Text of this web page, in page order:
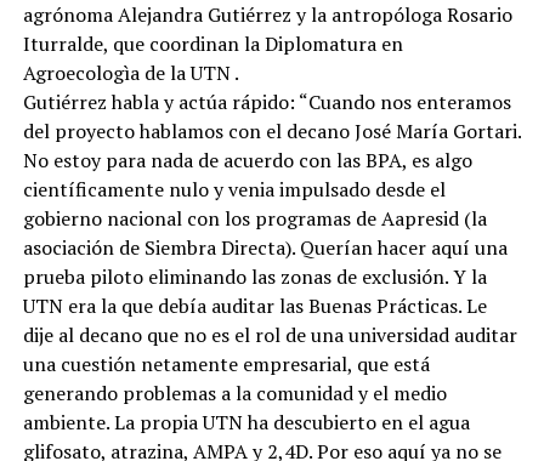
agrónoma Alejandra Gutiérrez y la antropóloga Rosario
Iturralde, que coordinan la Diplomatura en
Agroecologìa de la UTN .
Gutiérrez habla y actúa rápido: “Cuando nos enteramos
del proyecto hablamos con el decano José María Gortari.
No estoy para nada de acuerdo con las BPA, es algo
científicamente nulo y venia impulsado desde el
gobierno nacional con los programas de Aapresid (la
asociación de Siembra Directa). Querían hacer aquí una
prueba piloto eliminando las zonas de exclusión. Y la
UTN era la que debía auditar las Buenas Prácticas. Le
dije al decano que no es el rol de una universidad auditar
una cuestión netamente empresarial, que está
generando problemas a la comunidad y el medio
ambiente. La propia UTN ha descubierto en el agua
glifosato, atrazina, AMPA y 2,4D. Por eso aquí ya no se